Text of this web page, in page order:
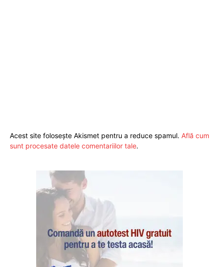
Acest site folosește Akismet pentru a reduce spamul. Află cum
sunt procesate datele comentariilor tale.